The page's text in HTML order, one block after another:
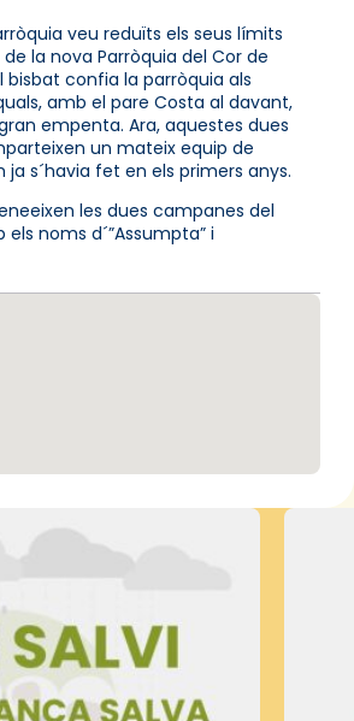
veu reduïts els seus límits
la nova Parròquia del Cor de
bisbat confia la parròquia als
amb el pare Costa al davant,
empenta. Ara, aquestes dues
un mateix equip de
ja s´havia fet en els primers anys.
les dues campanes del
noms d´”Assumpta” i